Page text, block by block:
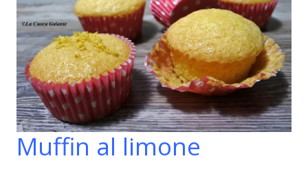
Muffin al limone